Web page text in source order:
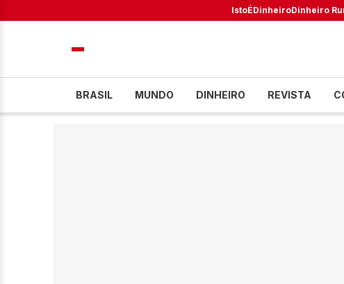
IstoÉDinheiroDinheiro
BRASIL MUNDO DINHEIRO REVISTA